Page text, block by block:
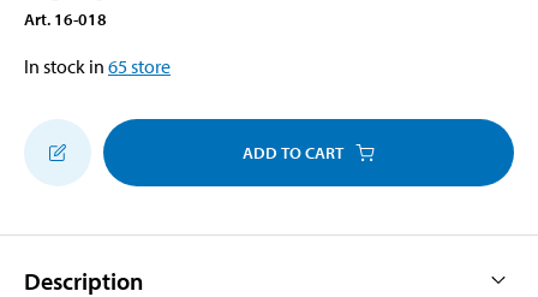
Art. 16-018
In stock in 65store
ADD TO CART
Description